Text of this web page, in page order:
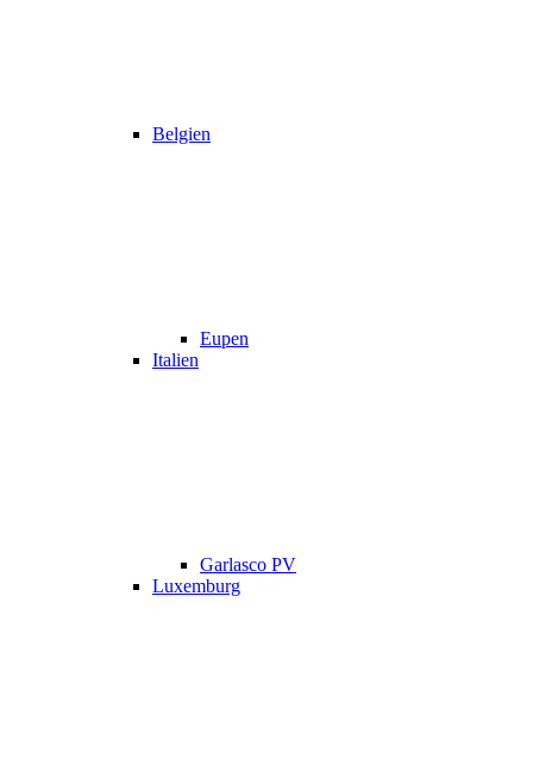
Belgien
Eupen
Italien
Garlasco PV
Luxemburg